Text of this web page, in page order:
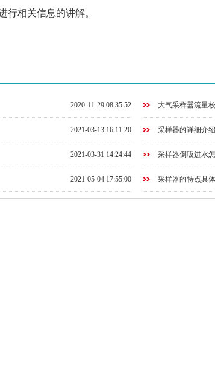
行相关信息的讲解。
2020-11-29 08:35:52 大气采样器流量
2021-03-13 16:11:20 采样器的详细介绍
2021-03-31 14:24:44 采样器倒吸进水
2021-05-04 17:55:00 采样器的特点具